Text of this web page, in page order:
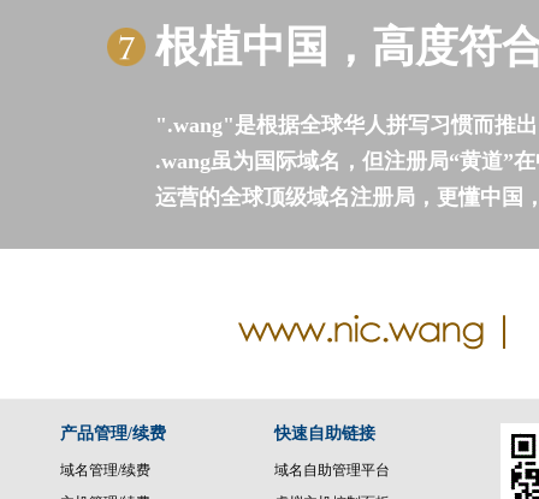
根植中国，高度符
".wang"是根据全球华人拼写习惯而推
.wang虽为国际域名，但注册局“黄道”
运营的全球顶级域名注册局，更懂中国
产品管理/续费
域名管理/续费
快速自助链接
域名自助管理平台